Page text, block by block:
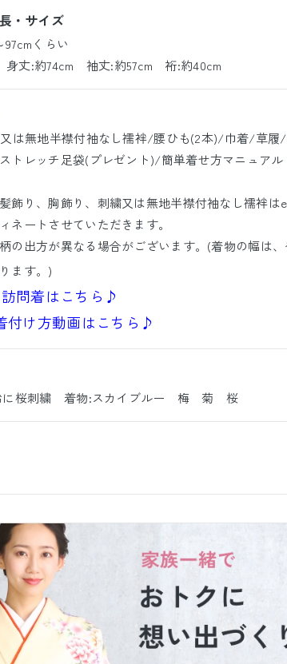
・サイズ
くらい
丈:約74cm 袖丈:約57cm 裄:約40cm
は無地半襟付袖なし襦袢/腰ひも(2本)/巾着/草履
トレッチ足袋(プレゼント)/簡単着せ方マニュアル
飾り、胸飾り、刺繍又は無地半襟付袖なし襦袢は
ネートさせていただきます。
の出方が異なる場合がございます。(着物の幅は
ます。)
問着はこちら♪
け方動画はこちら♪
に桜刺繍 着物:スカイブルー 梅 菊 桜